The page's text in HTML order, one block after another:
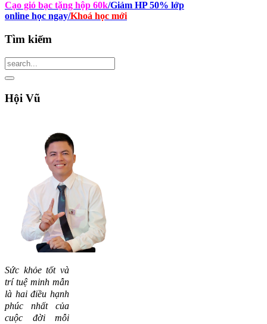
Cạo gió bạc tặng hộp 60k/Giảm HP 50% lớp
online học ngay/Khoá học mới
Tìm kiếm
Hội Vũ
Sức khỏe tốt và
trí tuệ minh mẫn
là hai điều hạnh
phúc nhất của
cuộc đời mỗi